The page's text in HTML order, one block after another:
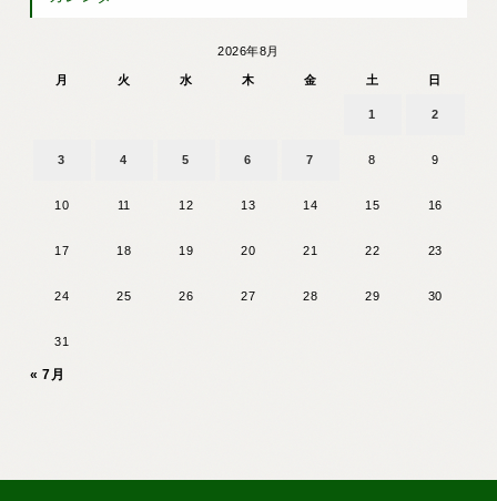
2026年8月
月 火 水 木 金 土 日
1 2
3 4 5 6 7 8 9
10 11 12 13 14 15 16
17 18 19 20 21 22 23
24 25 26 27 28 29 30
31
« 7月